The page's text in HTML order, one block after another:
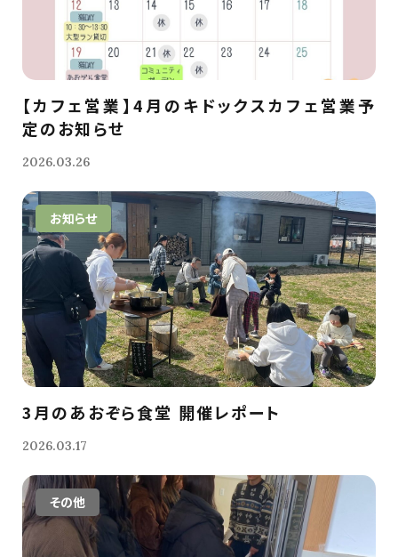
【カフェ営業】4月のキドックスカフェ営業予
定のお知らせ
2026.03.26
お知らせ
3月のあおぞら食堂 開催レポート
2026.03.17
その他